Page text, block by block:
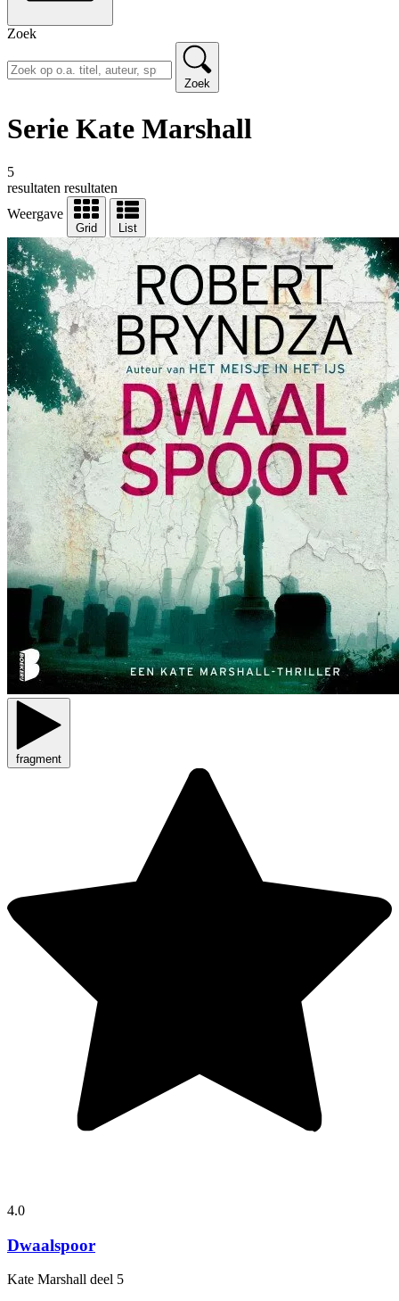
Zoek
Zoek
Serie Kate Marshall
5
resultaten resultaten
Weergave
Grid List
fragment
4.0
Dwaalspoor
Kate Marshall deel 5